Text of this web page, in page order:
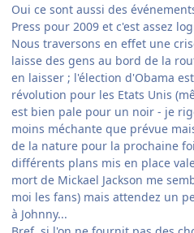
Oui ce sont aussi des
Press pour 2009 et c'est assez
Nous traversons en effet une
laisse des gens au bord de la
en laisser ; l'élection d'Obama
révolution pour les Etats Unis
est bien pale pour un noir - je
moins méchante que prévue
de la nature pour la prochaine
différents plans mis en place
mort de Mickael Jackson me
moi les fans) mais attendez un
à Johnny...